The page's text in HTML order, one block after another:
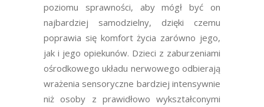
poziomu sprawności, aby mógł być on
najbardziej samodzielny, dzięki czemu
poprawia się komfort życia zarówno jego,
jak i jego opiekunów. Dzieci z zaburzeniami
ośrodkowego układu nerwowego odbierają
wrażenia sensoryczne bardziej intensywnie
niż osoby z prawidłowo wykształconymi